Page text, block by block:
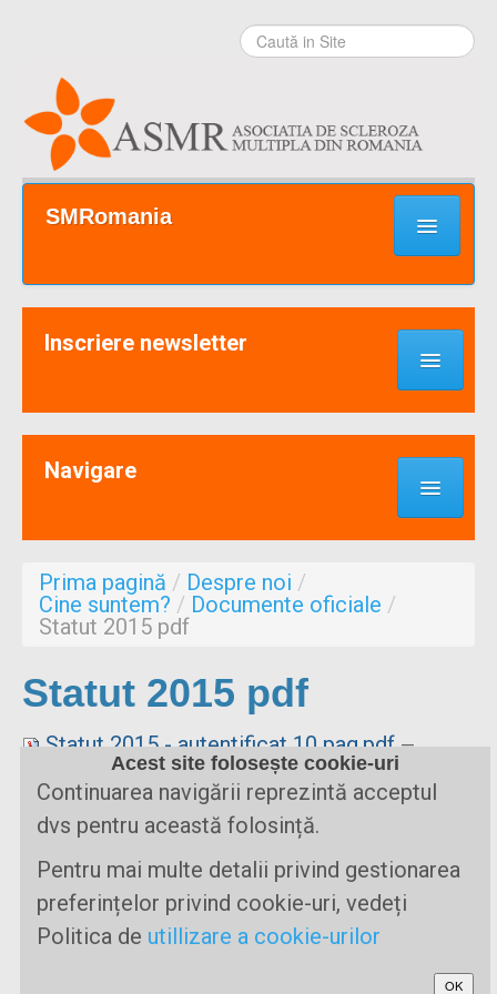
Sari la
navigare
Secţiuni
SMRomania
Noutati & Cercetari
Aproape de mine
Despre noi
Formulare
Inscriere newsletter
Navigare
Prima pagină / Despre noi /
Cine suntem? / Documente oficiale /
Statut 2015 pdf
Statut 2015 pdf
Statut 2015 - autentificat 10 pag.pdf —
Document PDF, 7.75 MB (8121719 bytes)
Prima pagină
Ce este SM?
Suport / Sprijin
Noutati & Cercetari
Implicate
Forum
Profesionisti
Acest site folosește cookie-uri
Continuarea navigării reprezintă acceptul
dvs pentru această folosință.
Pentru mai multe detalii privind gestionarea
preferințelor privind cookie-uri, vedeți
Politica de utillizare a cookie-urilor
OK